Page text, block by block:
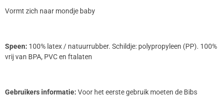
Vormt zich naar mondje baby
Speen: 100% latex / natuurrubber. Schildje: polypropyleen (PP). 100%
vrij van BPA, PVC en ftalaten
Gebruikers informatie: Voor het eerste gebruik moeten de Bibs